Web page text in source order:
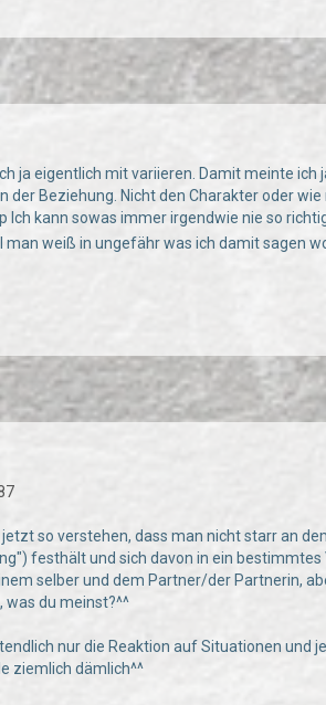
ja eigentlich mit variieren. Damit meinte
der Beziehung. Nicht den Charakter oder
Ich kann sowas immer irgendwie nie so
man weiß in ungefähr was ich damit sagen
so verstehen, dass man nicht starr an
festhält und sich davon in ein
selber und dem Partner/der Partnerin,
was du meinst?^^
nur die Reaktion auf Situationen und
ziemlich dämlich^^